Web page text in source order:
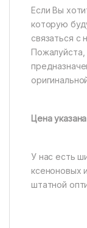
Если Вы
которую
связаться с
Пожалуйста,
Цена
У нас есть
ксеноновых
штатной